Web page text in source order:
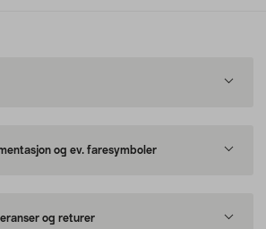
og ev. faresymboler
og returer